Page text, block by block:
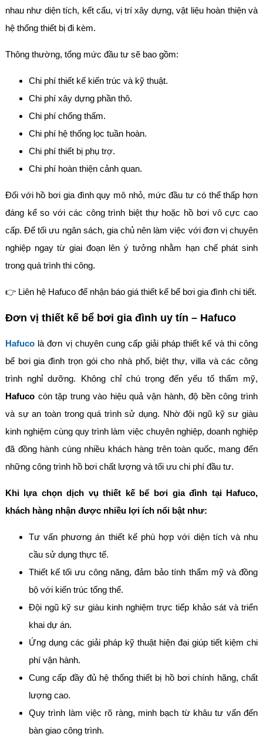
nhau như diện tích, kết cấu, vị trí xây dựng, vật liệu hoàn thiện và
hệ thống thiết bị đi kèm.
Thông thường, tổng mức đầu tư sẽ bao gồm:
Chi phí thiết kế kiến trúc và kỹ thuật.
Chi phí xây dựng phần thô.
Chi phí chống thấm.
Chi phí hệ thống lọc tuần hoàn.
Chi phí thiết bị phụ trợ.
Chi phí hoàn thiện cảnh quan.
Đối với hồ bơi gia đình quy mô nhỏ, mức đầu tư có thể thấp hơn
đáng kể so với các công trình biệt thự hoặc hồ bơi vô cực cao
cấp. Để tối ưu ngân sách, gia chủ nên làm việc với đơn vị chuyên
nghiệp ngay từ giai đoạn lên ý tưởng nhằm hạn chế phát sinh
trong quá trình thi công.
👉 Liên hệ Hafuco để nhận báo giá thiết kế bể bơi gia đình chi tiết.
Đơn vị thiết kế bể bơi gia đình uy tín – Hafuco
Hafucolà đơn vị chuyên cung cấp giải pháp thiết kế và thi công
bể bơi gia đình trọn gói cho nhà phố, biệt thự, villa và các công
trình nghỉ dưỡng. Không chỉ chú trọng đến yếu tố thẩm mỹ,
Hafucocòn tập trung vào hiệu quả vận hành, độ bền công trình
và sự an toàn trong quá trình sử dụng. Nhờ đội ngũ kỹ sư giàu
kinh nghiệm cùng quy trình làm việc chuyên nghiệp, doanh nghiệp
đã đồng hành cùng nhiều khách hàng trên toàn quốc, mang đến
những công trình hồ bơi chất lượng và tối ưu chi phí đầu tư.
Khi lựa chọn dịch vụ thiết kế bể bơi gia đình tại Hafuco,
khách hàng nhận được nhiều lợi ích nổi bật như:
Tư vấn phương án thiết kế phù hợp với diện tích và nhu
cầu sử dụng thực tế.
Thiết kế tối ưu công năng, đảm bảo tính thẩm mỹ và đồng
bộ với kiến trúc tổng thể.
Đội ngũ kỹ sư giàu kinh nghiệm trực tiếp khảo sát và triển
khai dự án.
Ứng dụng các giải pháp kỹ thuật hiện đại giúp tiết kiệm chi
phí vận hành.
Cung cấp đầy đủ hệ thống thiết bị hồ bơi chính hãng, chất
lượng cao.
Quy trình làm việc rõ ràng, minh bạch từ khâu tư vấn đến
bàn giao công trình.